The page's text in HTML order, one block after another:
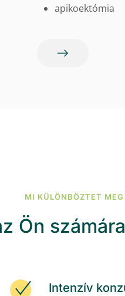
apikoektómia
MI KÜLÖNBÖZTET
Ön
Intenzív